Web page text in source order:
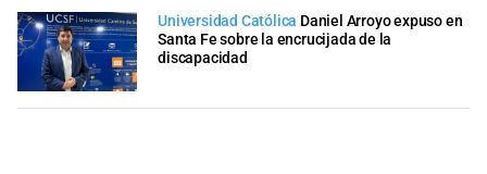
Universidad Católica Daniel Arroyo expuso en
Santa Fe sobre la encrucijada de la
discapacidad